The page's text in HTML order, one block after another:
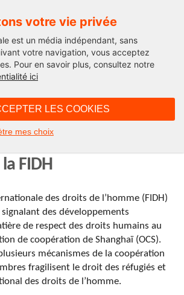
votre vie privée
est un média indépendant, sans
votre navigation, vous acceptez
Pour en savoir plus, consultez notre
ici
LES COOKIES
mes choix
facilitent les
FIDH
des droits de l’homme (FIDH)
des développements
de respect des droits humains au
de coopération de Shanghaï (OCS).
mécanismes de la coopération
fragilisent le droit des réfugiés et
des droits de l’homme.